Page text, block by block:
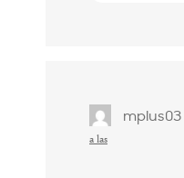
mplus03
a las